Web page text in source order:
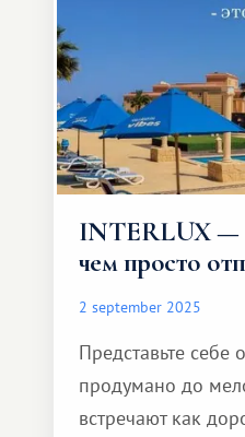
INTERLUX —
чем просто
2 september 2025
Представьте себе
продумано до
встречают как